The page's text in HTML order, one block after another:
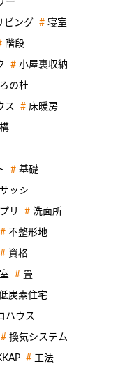
ー
ビング 寝室
階段
小屋裏収納
の杜
ス 床暖房
基礎
ッシ
リ 洗面所
不整形地
資格
畳
炭素住宅
ハウス
換気システム
工法